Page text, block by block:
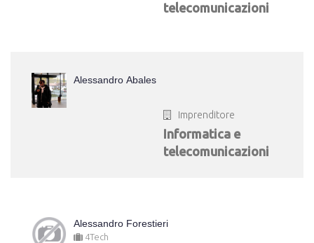
telecomunicazioni
Alessandro Abales
Imprenditore
Informatica e
telecomunicazioni
Alessandro Forestieri
4Tech